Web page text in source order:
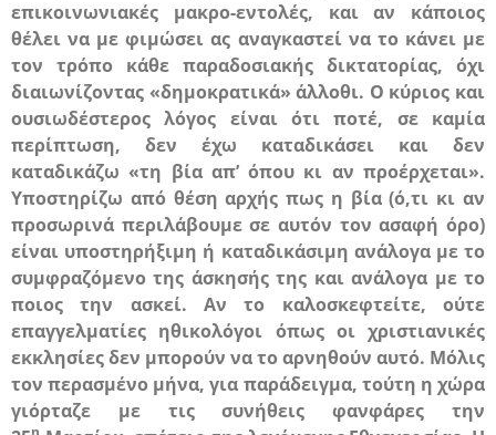
επικοινωνιακές μακρο-εντολές, και αν κάποιος
θέλει να με φιμώσει ας αναγκαστεί να το κάνει με
τον τρόπο κάθε παραδοσιακής δικτατορίας, όχι
διαιωνίζοντας «δημοκρατικά» άλλοθι. Ο κύριος και
ουσιωδέστερος λόγος είναι ότι ποτέ, σε καμία
περίπτωση, δεν έχω καταδικάσει και δεν
καταδικάζω «τη βία απ’ όπου κι αν προέρχεται».
Υποστηρίζω από θέση αρχής πως η βία (ό,τι κι αν
προσωρινά περιλάβουμε σε αυτόν τον ασαφή όρο)
είναι υποστηρήξιμη ή καταδικάσιμη ανάλογα με το
συμφραζόμενο της άσκησής της και ανάλογα με το
ποιος την ασκεί. Αν το καλοσκεφτείτε, ούτε
επαγγελματίες ηθικολόγοι όπως οι χριστιανικές
εκκλησίες δεν μπορούν να το αρνηθούν αυτό. Μόλις
τον περασμένο μήνα, για παράδειγμα, τούτη η χώρα
γιόρταζε με τις συνήθεις φανφάρες την
η